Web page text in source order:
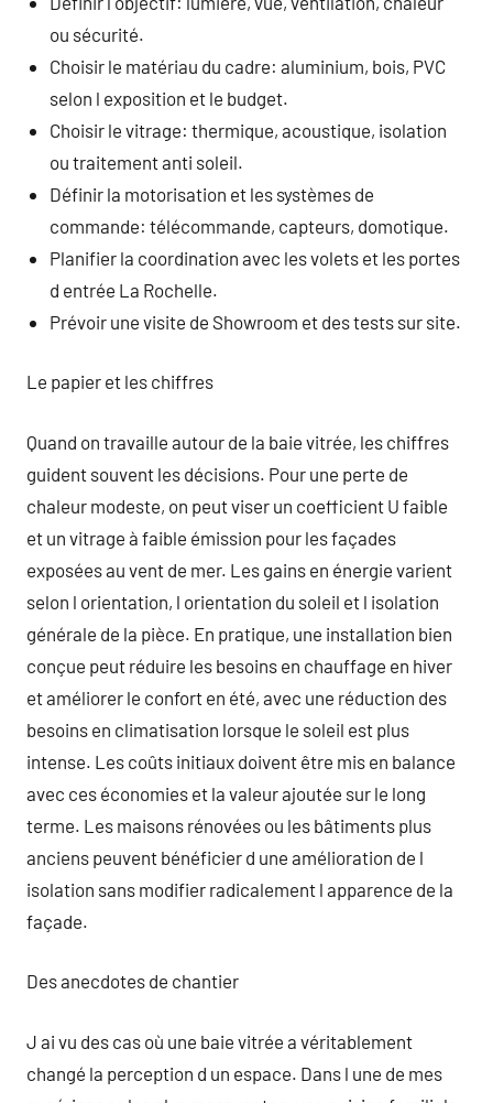
ou sécurité.
Choisir le matériau du cadre: aluminium, bois, PVC
selon l exposition et le budget.
Choisir le vitrage: thermique, acoustique, isolation
ou traitement anti soleil.
Définir la motorisation et les systèmes de
commande: télécommande, capteurs, domotique.
Planifier la coordination avec les volets et les portes
d entrée La Rochelle.
Prévoir une visite de Showroom et des tests sur site.
Le papier et les chiffres
Quand on travaille autour de la baie vitrée, les chiffres
guident souvent les décisions. Pour une perte de
chaleur modeste, on peut viser un coefficient U faible
et un vitrage à faible émission pour les façades
exposées au vent de mer. Les gains en énergie varient
selon l orientation, l orientation du soleil et l isolation
générale de la pièce. En pratique, une installation bien
conçue peut réduire les besoins en chauffage en hiver
et améliorer le confort en été, avec une réduction des
besoins en climatisation lorsque le soleil est plus
intense. Les coûts initiaux doivent être mis en balance
avec ces économies et la valeur ajoutée sur le long
terme. Les maisons rénovées ou les bâtiments plus
anciens peuvent bénéficier d une amélioration de l
isolation sans modifier radicalement l apparence de la
façade.
Des anecdotes de chantier
J ai vu des cas où une baie vitrée a véritablement
changé la perception d un espace. Dans l une de mes